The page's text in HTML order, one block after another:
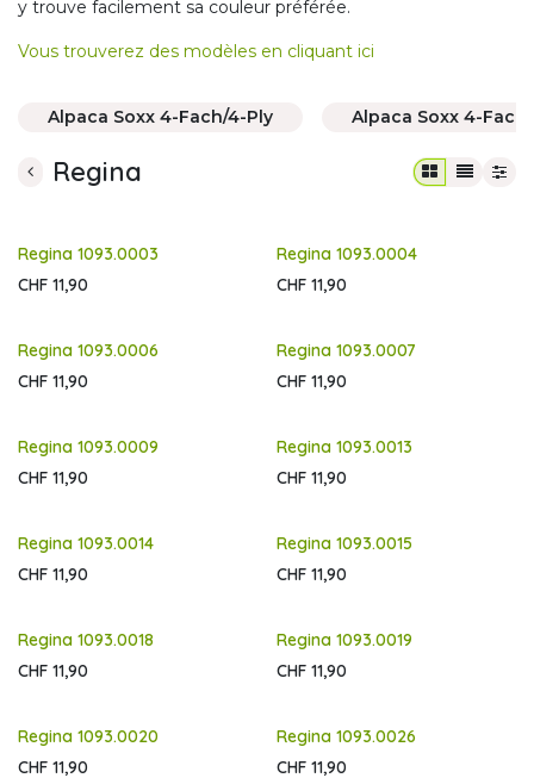
y trouve facilement sa couleur préférée.
Vous trouverez des modèles en cliquant ici
Alpaca Soxx 4-Fach/4-Ply Alpaca Soxx 4-
Regina
Regina 1093.0003
CHF 11,90
Regina 1093.0004
CHF 11,90
Regina 1093.0006
CHF 11,90
Regina 1093.0007
CHF 11,90
Regina 1093.0009
CHF 11,90
Regina 1093.0013
CHF 11,90
Regina 1093.0014
CHF 11,90
Regina 1093.0015
CHF 11,90
Regina 1093.0018
CHF 11,90
Regina 1093.0019
CHF 11,90
Regina 1093.0020
CHF 11,90
Regina 1093.0026
CHF 11,90